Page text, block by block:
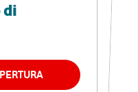
di
CLUB